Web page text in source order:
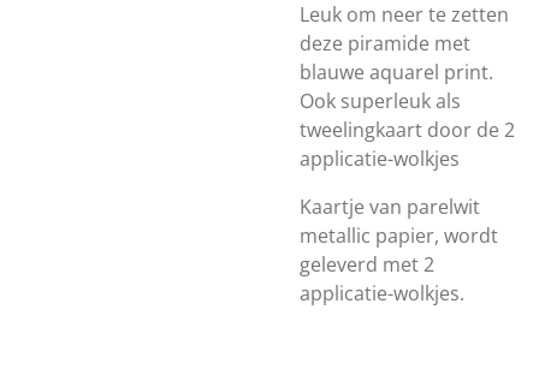
Leuk om neer te zetten
deze piramide met
blauwe aquarel print.
Ook superleuk als
tweelingkaart door de 2
applicatie-wolkjes
Kaartje van parelwit
metallic papier, wordt
geleverd met 2
applicatie-wolkjes.